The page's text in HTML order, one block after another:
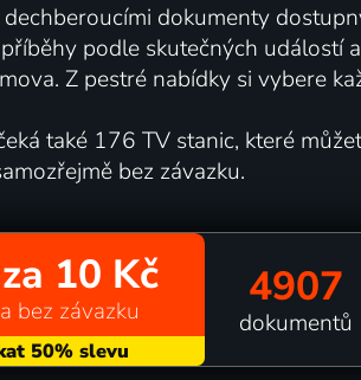
dokumenty
podle skutečných událostí
Z pestré nabídky si vybere
také 176 TV stanic, které
bez závazku.
10 Kč
bez závazku 4907
dokumentů